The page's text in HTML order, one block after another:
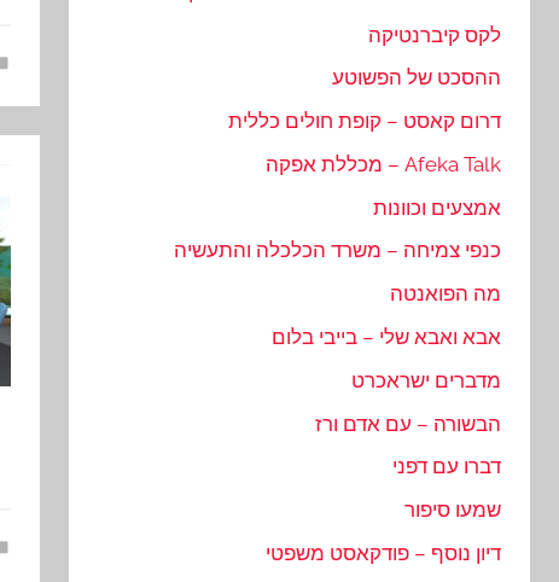
לקס קיברנטיקה
ההסכט של הפשוטע
דרום קאסט – קופת חולים כללית
Afeka Talk – מכללת אפקה
אמצעים וכוונות
כנפי צמיחה – משרד הכלכלה והתעשיה
מה הפואנטה
אבא ואבא שלי – בייבי בלום
מדברים ישראכרט
הבשורה – עם אדם ורז
דברו עם דפני
שמעו סיפור
דיון נוסף – פודקאסט משפטי